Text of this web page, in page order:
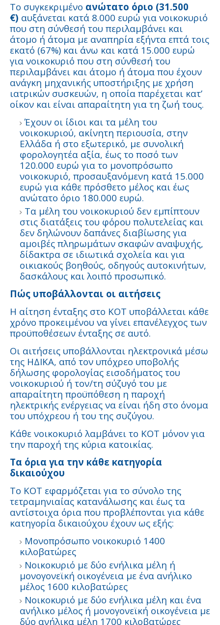
Το συγκεκριμένο ανώτατο όριο (31.500
€) αυξάνεται κατά 8.000 ευρώ για νοικοκυριό
που στη σύνθεσή του περιλαμβάνει και
άτομο ή άτομα με αναπηρία εξήντα επτά τοις
εκατό (67%) και άνω και κατά 15.000 ευρώ
για νοικοκυριό που στη σύνθεσή του
περιλαμβάνει και άτομο ή άτομα που έχουν
ανάγκη μηχανικής υποστήριξης με χρήση
ιατρικών συσκευών, η οποία παρέχεται κατ’
οίκον και είναι απαραίτητη για τη ζωή τους.
Έχουν οι ίδιοι και τα μέλη του
νοικοκυριού, ακίνητη περιουσία, στην
Ελλάδα ή στο εξωτερικό, με συνολική
φορολογητέα αξία, έως το ποσό των
120.000 ευρώ για το μονοπρόσωπο
νοικοκυριό, προσαυξανόμενη κατά 15.000
ευρώ για κάθε πρόσθετο μέλος και έως
ανώτατο όριο 180.000 ευρώ.
Τα μέλη του νοικοκυριού δεν εμπίπτουν
στις διατάξεις του φόρου πολυτελείας και
δεν δηλώνουν δαπάνες διαβίωσης για
αμοιβές πληρωμάτων σκαφών αναψυχής,
δίδακτρα σε ιδιωτικά σχολεία και για
οικιακούς βοηθούς, οδηγούς αυτοκινήτων,
δασκάλους και λοιπό προσωπικό.
Πώς υποβάλλονται οι αιτήσεις
Η αίτηση ένταξης στο ΚΟΤ υποβάλλεται κάθε
χρόνο προκειμένου να γίνει επανέλεγχος των
προϋποθέσεων ένταξης σε αυτό.
Οι αιτήσεις υποβάλλονται ηλεκτρονικά μέσω
της ΗΔΙΚΑ, από τον υπόχρεο υποβολής
δήλωσης φορολογίας εισοδήματος του
νοικοκυριού ή τον/τη σύζυγό του με
απαραίτητη προϋπόθεση η παροχή
ηλεκτρικής ενέργειας να είναι ήδη στο όνομα
του υπόχρεου ή του της συζύγου.
Κάθε νοικοκυριό λαμβάνει το ΚΟΤ μόνον για
την παροχή της κύρια κατοικίας.
Τα όρια για την κάθε κατηγορία
δικαιούχου
Το ΚΟΤ εφαρμόζεται για το σύνολο της
τετραμηνιαίας κατανάλωσης και έως τα
αντίστοιχα όρια που προβλέπονται για κάθε
κατηγορία δικαιούχου έχουν ως εξής:
Μονοπρόσωπο νοικοκυριό 1400
κιλοβατώρες
Νοικοκυριό με δύο ενήλικα μέλη ή
μονογονεϊκή οικογένεια με ένα ανήλικο
μέλος 1600 κιλοβατώρες
Νοικοκυριό με δύο ενήλικα μέλη και ένα
ανήλικο μέλος ή μονογονεϊκή οικογένεια με
δύο ανήλικα μέλη 1700 κιλοβατώρες